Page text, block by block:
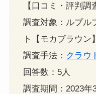
【口コミ・評判調
調査対象：ルプル
ト【モカブラウン
調査手法： クラウ
回答数：5人
調査期間：2023年